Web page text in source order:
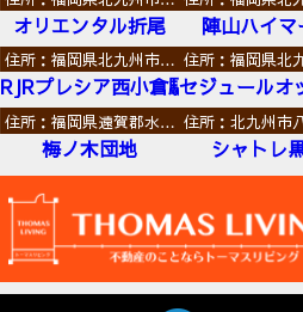
オリエンタル折尾 陣山ハイマ
住所：福岡県北九州市…
RJRプレシア西小倉駅前
住所：福岡県北
セジュールオ
住所：福岡県遠賀郡水…
梅ノ木団地
住所：北九州市
シャトレ